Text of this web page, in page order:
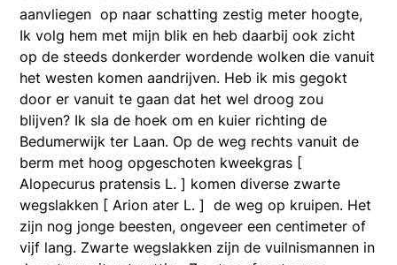
aanvliegen op naar schatting zestig meter hoogte,
Ik volg hem met mijn blik en heb daarbij ook zicht
op de steeds donkerder wordende wolken die vanuit
het westen komen aandrijven. Heb ik mis gegokt
door er vanuit te gaan dat het wel droog zou
blijven? Ik sla de hoek om en kuier richting de
Bedumerwijk ter Laan. Op de weg rechts vanuit de
berm met hoog opgeschoten kweekgras [
Alopecurus pratensis L. ] komen diverse zwarte
wegslakken [ Arion ater L. ] de weg op kruipen. Het
zijn nog jonge beesten, ongeveer een centimeter of
vijf lang. Zwarte wegslakken zijn de vuilnismannen in